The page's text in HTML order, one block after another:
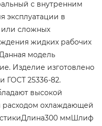
с внутренним
эксплуатации в
или сложных
жидких рабочих
модель
Изделие изготовлено
ГОСТ 25336-82.
высокой
охлаждающей
ммШлиф